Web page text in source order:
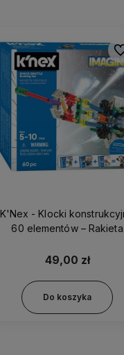
K'Nex - Klocki
60 elementów – Rakieta
49,00 zł
Do koszyka